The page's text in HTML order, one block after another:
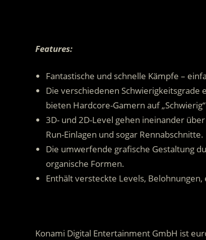
Features:
Fantastische und schnelle Kämpfe –
Die verschiedenen Schwierigkeitsgrade
bieten Hardcore-Gamern auf
3D- und 2D-Level gehen ineinander
Run-Einlagen und sogar Rennabschnitte.
Die umwerfende grafische Gestaltung
organische Formen.
Enthält versteckte Levels,
Konami Digital Entertainment GmbH ist